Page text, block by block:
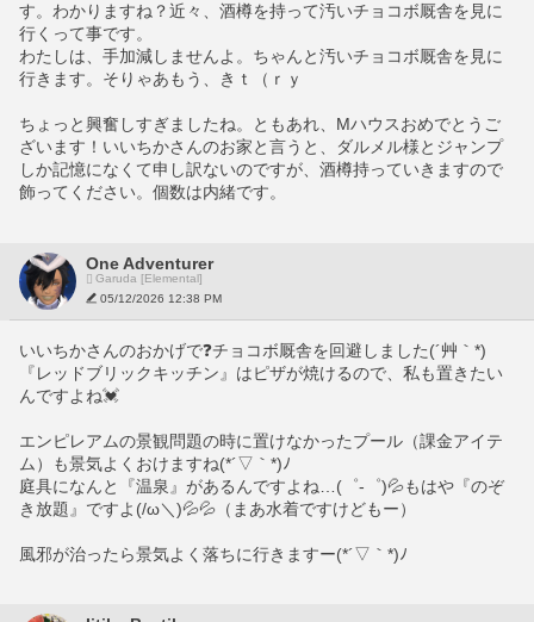
す。わかりますね？近々、酒樽を持って汚いチョコボ厩舎を見に
行くって事です。
わたしは、手加減しませんよ。ちゃんと汚いチョコボ厩舎を見に
行きます。そりゃあもう、きｔ（ｒｙ
ちょっと興奮しすぎましたね。ともあれ、Mハウスおめでとうご
ざいます！いいちかさんのお家と言うと、ダルメル様とジャンプ
しか記憶になくて申し訳ないのですが、酒樽持っていきますので
飾ってください。個数は内緒です。
One Adventurer
Garuda [Elemental]
05/12/2026 12:38 PM
いいちかさんのおかげで❓チョコボ厩舎を回避しました(´艸｀*)
『レッドブリックキッチン』はピザが焼けるので、私も置きたい
んですよね💓
エンピレアムの景観問題の時に置けなかったプール（課金アイテ
ム）も景気よくおけますね(*´▽｀*)ﾉ
庭具になんと『温泉』があるんですよね…(゜-゜)💦もはや『のぞ
き放題』ですよ(/ω＼)💦💦（まあ水着ですけどもー）
風邪が治ったら景気よく落ちに行きますー(*´▽｀*)ﾉ